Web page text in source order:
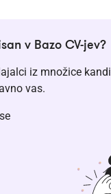
v Bazo CV-jev?
iz množice
vas.